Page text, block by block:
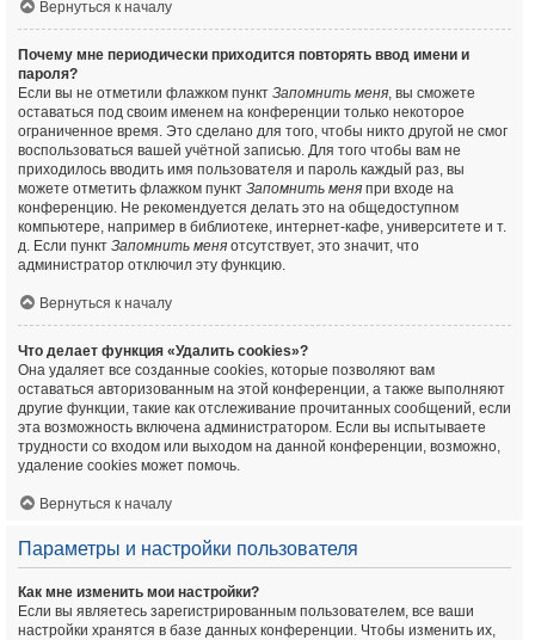
Вернуться к началу
Почему мне периодически приходится повторять ввод имени и
пароля?
Если вы не отметили флажком пункт Запомнить меня, вы сможете
оставаться под своим именем на конференции только некоторое
ограниченное время. Это сделано для того, чтобы никто другой не смог
воспользоваться вашей учётной записью. Для того чтобы вам не
приходилось вводить имя пользователя и пароль каждый раз, вы
можете отметить флажком пункт Запомнить меня при входе на
конференцию. Не рекомендуется делать это на общедоступном
компьютере, например в библиотеке, интернет-кафе, университете и т.
д. Если пункт Запомнить меня отсутствует, это значит, что
администратор отключил эту функцию.
Вернуться к началу
Что делает функция «Удалить cookies»?
Она удаляет все созданные cookies, которые позволяют вам
оставаться авторизованным на этой конференции, а также выполняют
другие функции, такие как отслеживание прочитанных сообщений, если
эта возможность включена администратором. Если вы испытываете
трудности со входом или выходом на данной конференции, возможно,
удаление cookies может помочь.
Вернуться к началу
Параметры и настройки пользователя
Как мне изменить мои настройки?
Если вы являетесь зарегистрированным пользователем, все ваши
настройки хранятся в базе данных конференции. Чтобы изменить их,